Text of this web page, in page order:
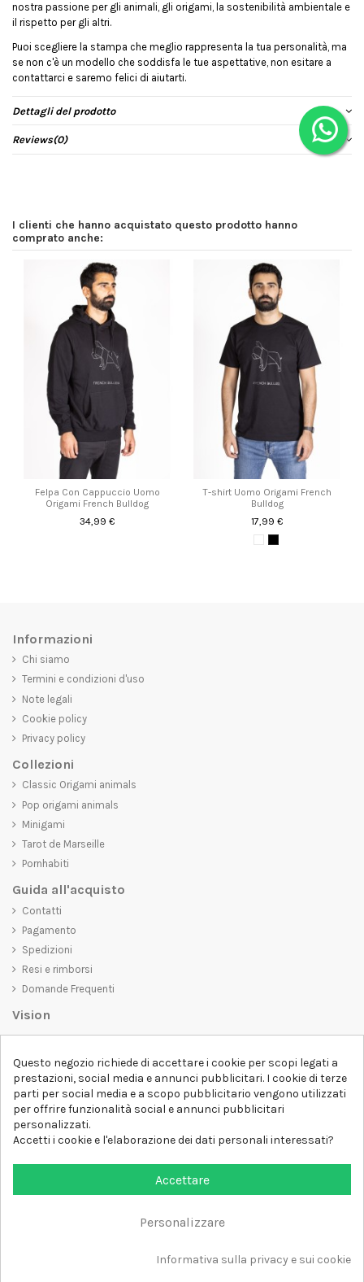
nostra passione per gli animali, gli origami, la sostenibilità ambientale e
il rispetto per gli altri.
Puoi scegliere la stampa che meglio rappresenta la tua personalità, ma
se non c'è un modello che soddisfa le tue aspettative, non esitare a
contattarci e saremo felici di aiutarti.
Dettagli del prodotto
Reviews(0)
I clienti che hanno acquistato questo prodotto hanno
comprato anche:
Felpa Con Cappuccio Uomo
Origami French Bulldog
34,99 €
T-shirt Uomo Origami French
Bulldog
17,99 €
Informazioni
Chi siamo
Termini e condizioni d'uso
Note legali
Cookie policy
Privacy policy
Collezioni
Classic Origami animals
Pop origami animals
Minigami
Tarot de Marseille
Pornhabiti
Guida all'acquisto
Contatti
Pagamento
Spedizioni
Resi e rimborsi
Domande Frequenti
Vision
belli da vedere, ma che trasmettano anche un messaggio importante.
Che siate alla ricerca di una t-shirt unica e di tendenza, di una felpa
comoda e accogliente o di un accessorio esclusivo,D-SHIRTha
qualcosa per tutti.
Follow us
Questo negozio richiede di accettare i cookie per scopi legati a
prestazioni, social media e annunci pubblicitari. I cookie di terze
parti per social media e a scopo pubblicitario vengono utilizzati
per offrire funzionalità social e annunci pubblicitari
personalizzati.
Accetti i cookie e l'elaborazione dei dati personali interessati?
Accettare
Personalizzare
Informativa sulla privacy e sui cookie